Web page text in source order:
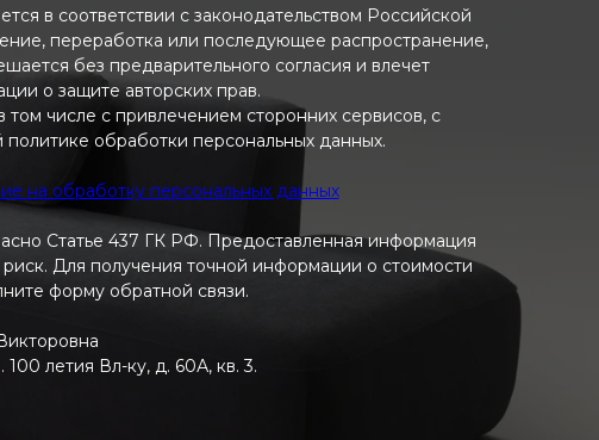
в соответствии с законодательством Российской
переработка или последующее распространение,
без предварительного согласия и влечет
о защите авторских прав.
числе с привлечением сторонних сервисов, с
обработки персональных данных.
на обработку персональных данных
Статье 437 ГК РФ. Предоставленная информация
Для получения точной информации о стоимости
форму обратной связи.
летия Вл-ку, д. 60А, кв. 3.